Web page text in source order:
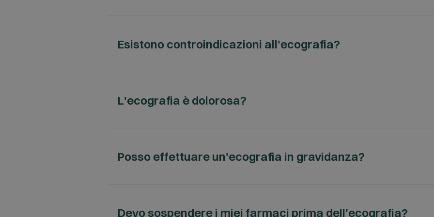
Alcune ecografie non richiedono preparazione, come l’ecografia del collo, dei
Altre, invece, come l’ecografia addominale o quella pelvica, richiedono
Esistono controindicazioni all'ecografia?
L'ecografia è dolorosa?
Posso effettuare un'ecografia in gravidanza?
Devo sospendere i miei farmaci prima dell'ecografia?